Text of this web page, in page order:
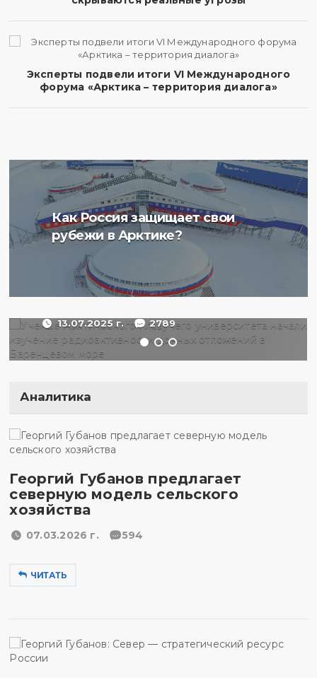
Эксперты подвели итоги VI Международного
форума «Арктика – территория диалога»
Как Россия защищает свои
рубежи в Арктике?
Ученые Арктического
плавучего университета
радиоактивности донных
отложений в Баренцевом
13.07.2025 г. 2789
Аналитика
Георгий Губанов предлагает
северную модель сельского
хозяйства
07.03.2026 г. 594
ЧИТАТЬ